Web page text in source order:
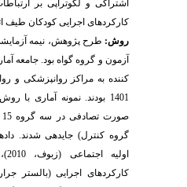
اشتراکی و لگوتراپی بر
کارکردهای اجرایی کودکان طیف
روش‌:طرح پژوهش، نیمه آزمایشی
آزمون و گروه گواه بود. جامعه
کننده به مراکز روانپزشکی و
گروه کنترل) جایدهی شدند.